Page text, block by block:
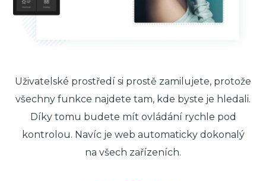
Uživatelské prostředí si prostě zamilujete, protože
všechny funkce najdete tam, kde byste je hledali.
Díky tomu budete mít ovládání rychle pod
kontrolou. Navíc je web automaticky dokonalý
na všech zařízeních.